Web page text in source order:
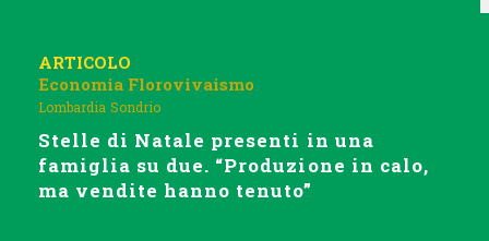
ARTICOLO
Economia Florovivaismo
Lombardia Sondrio
Stelle di Natale presenti in una
famiglia su due. “Produzione in calo,
ma vendite hanno tenuto”